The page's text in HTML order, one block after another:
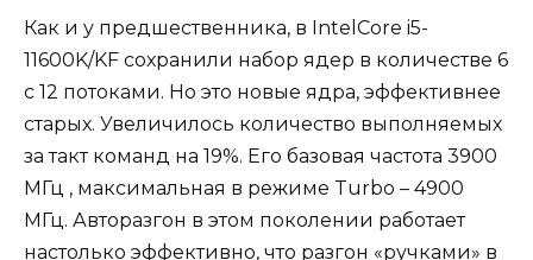
Как и у предшественника, в IntelCore i5-
11600K/KF сохранили набор ядер в количестве 6
с 12 потоками. Но это новые ядра, эффективнее
старых. Увеличилось количество выполняемых
за такт команд на 19%. Его базовая частота 3900
МГц , максимальная в режиме Turbo – 4900
МГц. Авторазгон в этом поколении работает
настолько эффективно, что разгон «ручками» в